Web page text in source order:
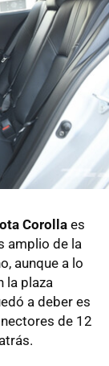
Corolla es
amplio de la
aunque a lo
la plaza
a deber es
de 12